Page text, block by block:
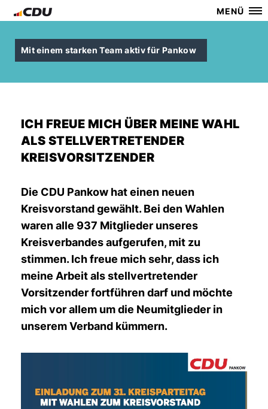
MENÜ
Mit einem starken Team aktiv für Pankow
ICH FREUE MICH ÜBER MEINE WAHL
ALS STELLVERTRETENDER
KREISVORSITZENDER
Die CDU Pankow hat einen neuen
Kreisvorstand gewählt. Bei den Wahlen
waren alle 937 Mitglieder unseres
Kreisverbandes aufgerufen, mit zu
stimmen. Ich freue mich sehr, dass ich
meine Arbeit als stellvertretender
Vorsitzender fortführen darf und möchte
mich vor allem um die Neumitglieder in
unserem Verband kümmern.